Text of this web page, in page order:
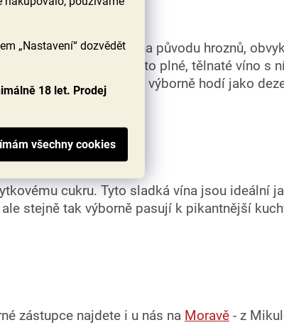
„Nastavení“ dozvědět
18 let. Prodej
lišit v závislosti na původu hroznů,
a marakuja. Je to plné, tělnaté víno s
odrůdy, díky čemuž se výborně hodí jako
cukru. Tyto sladká vína jsou ideální
stejně tak výborně pasují k pikantnější
zástupce najdete i u nás na Moravě - z